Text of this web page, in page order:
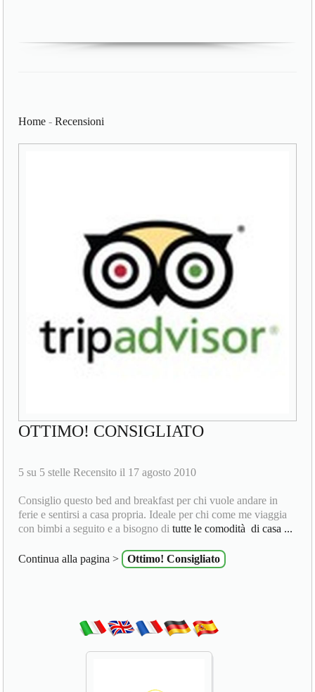
Home -Recensioni
OTTIMO! CONSIGLIATO
5 su 5 stelle Recensito il 17 agosto 2010
Consiglio questo bed and breakfast per chi vuole andare in
ferie e sentirsi a casa propria. Ideale per chi come me viaggia
con bimbi a seguito e a bisogno ditutte le comodità di casa ...
Continua alla pagina > Ottimo! Consigliato